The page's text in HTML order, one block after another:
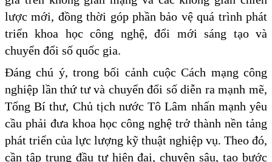
lược mới, đồng thời góp phần bảo vệ quá trình phát
triển khoa học công nghệ, đổi mới sáng tạo và
chuyển đổi số quốc gia.
Đáng chú ý, trong bối cảnh cuộc Cách mạng công
nghiệp lần thứ tư và chuyển đổi số diễn ra mạnh mẽ,
Tổng Bí thư, Chủ tịch nước Tô Lâm nhấn mạnh yêu
cầu phải đưa khoa học công nghệ trở thành nền tảng
phát triển của lực lượng kỹ thuật nghiệp vụ. Theo đó,
cần tập trung đầu tư hiện đại, chuyên sâu, tạo bước